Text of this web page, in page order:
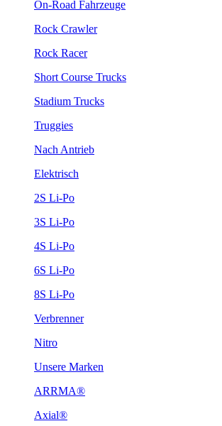
On-Road Fahrzeuge
Rock Crawler
Rock Racer
Short Course Trucks
Stadium Trucks
Truggies
Nach Antrieb
Elektrisch
2S Li-Po
3S Li-Po
4S Li-Po
6S Li-Po
8S Li-Po
Verbrenner
Nitro
Unsere Marken
ARRMA®
Axial®